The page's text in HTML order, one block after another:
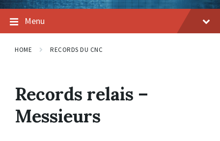
Menu
HOME RECORDS DU CNC
Records relais –
Messieurs